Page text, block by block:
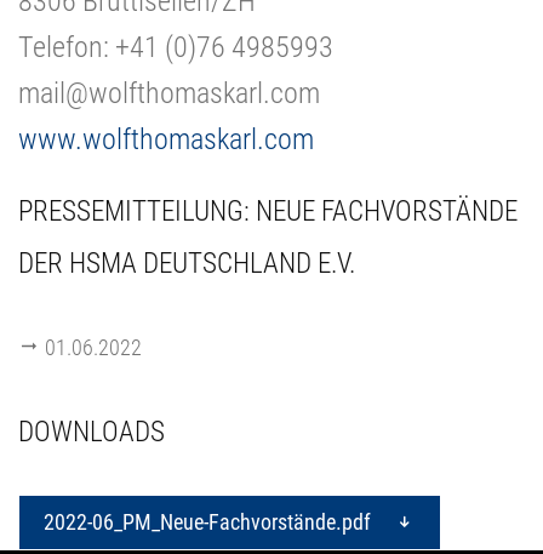
Telefon: +41 (0)76 4985993
mail@wolfthomaskarl.com
www.wolfthomaskarl.com
PRESSEMITTEILUNG: NEUE FACHVORSTÄNDE
DER HSMA DEUTSCHLAND E.V.
01.06.2022
DOWNLOADS
2022-06_PM_Neue-Fachvorstände.pdf